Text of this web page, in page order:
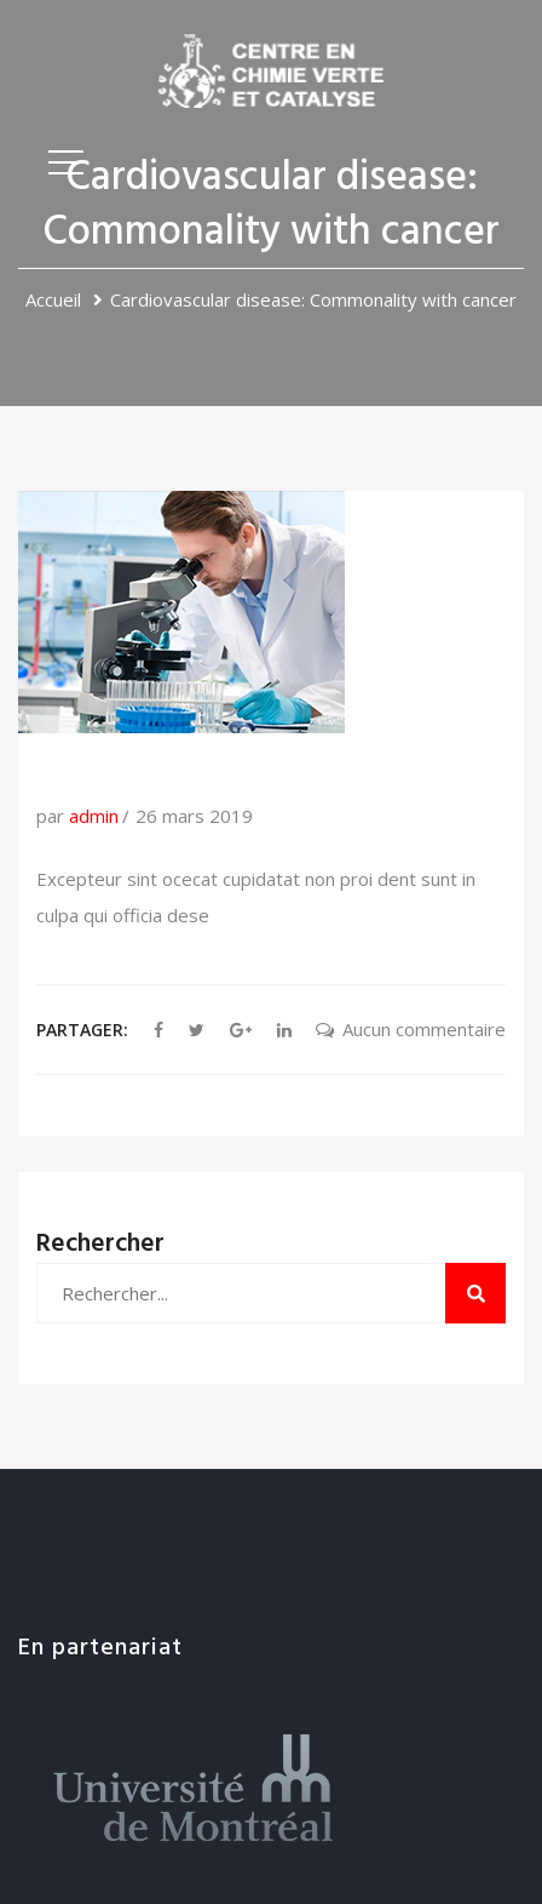
Cardiovascular disease:
Commonality with cancer
Accueil Cardiovascular disease: Commonality with cancer
par admin 26 mars 2019
Excepteur sint ocecat cupidatat non proi dent sunt in
culpa qui officia dese
PARTAGER: Aucun commentaire
Rechercher
En partenariat